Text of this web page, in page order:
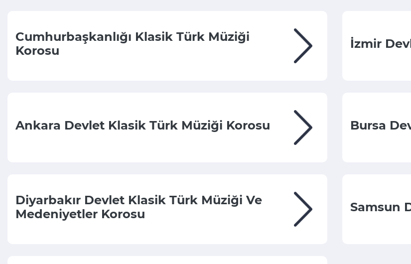
Cumhurbaşkanlığı Klasik Türk Müziği
Korosu
İzmir
Ankara Devlet Klasik Türk Müziği Korosu Bursa
Diyarbakır Devlet Klasik Türk Müziği Ve
Medeniyetler Korosu
Samsun